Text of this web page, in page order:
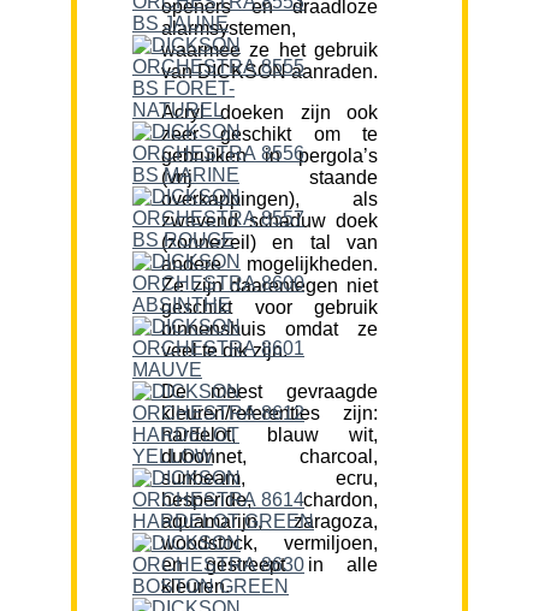
openers en draadloze
alarmsystemen,
waarmee ze het gebruik
van DICKSON aanraden.
Acryl doeken zijn ook
zeer geschikt om te
gebruiken in pergola’s
(vrij staande
overkappingen), als
zwevend schaduw doek
(zonnezeil) en tal van
andere mogelijkheden.
Ze zijn daarentegen niet
geschikt voor gebruik
binnenshuis omdat ze
veel te dik zijn.
De meest gevraagde
kleuren/referenties zijn:
hardelot, blauw wit,
dubonnet, charcoal,
sunbeam, ecru,
hesperide, chardon,
aquamarijn, zaragoza,
woodstock, vermiljoen,
en gestreept in alle
kleuren.